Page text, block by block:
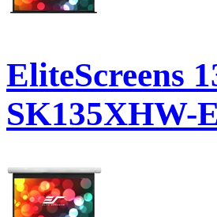
EliteScreens
SK135XHW-